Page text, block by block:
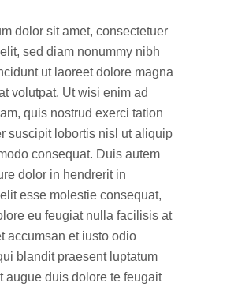
dolor sit amet, consectetuer
sed diam nonummy nibh
ut laoreet dolore magna
volutpat. Ut wisi enim ad
quis nostrud exerci tation
suscipit lobortis nisl ut aliquip
consequat. Duis autem
dolor in hendrerit in
esse molestie consequat,
eu feugiat nulla facilisis at
accumsan et iusto odio
blandit praesent luptatum
augue duis dolore te feugait